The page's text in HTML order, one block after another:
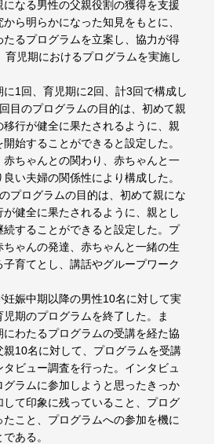
なる男性の父親役割の獲得を支援
ら明らかになった知見をもとに、
るプログラムを立案し、協力が得
育児期におけるプログラムを実施し
1回、育児期に2回、計3回で構成し
目のプログラムの目的は、初めて親
行が健全に果たされるように、親
始することができると設定した。
ちゃんとの関わり、赤ちゃんと一
い夫婦の関係性により構成した。
プログラムの目的は、初めて親にな
健全に果たされるように、親とし
することができると設定した。プ
ちゃんの発達、赤ちゃんと一緒の生
育てとし、講話やグループワーク
娠中期以降の男性10名に対して実
期のプログラムを終了した。ま
わたるプログラムの受講を経た協
親10名に対して、プログラムを受講
ビュー調査を行った。インタビュ
ラムに参加しようと思ったきっか
て印象に残っていること、プログ
こと、プログラムへの参加を機に
ある。